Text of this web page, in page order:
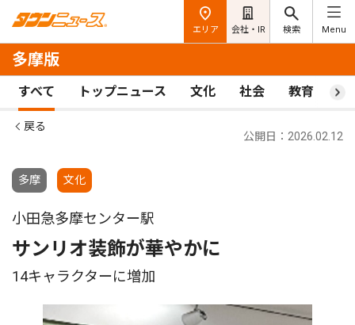
エリア 会社・IR 検索 Menu
多摩版
すべて トップニュース 文化 社会 教育 ス
戻る
多摩 文化
公開日：2026.02.12
小田急多摩センター駅
サンリオ装飾が華やかに
14キャラクターに増加